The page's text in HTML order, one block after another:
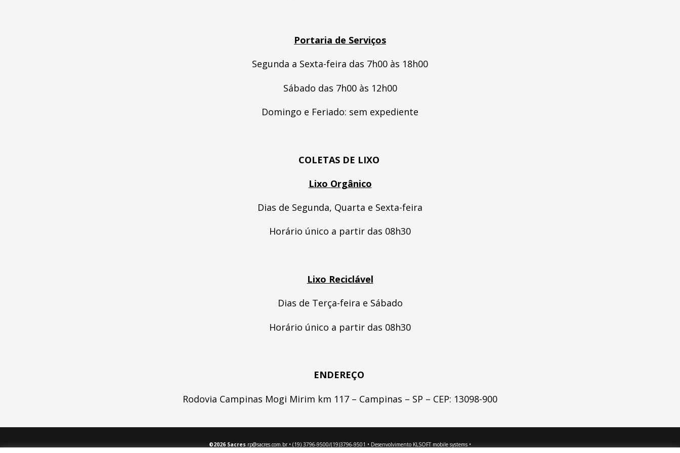
Portaria de Serviços
Segunda a Sexta-feira das 7h00 às 18h00
Sábado das 7h00 às 12h00
Domingo e Feriado: sem expediente
COLETAS DE LIXO
Lixo Orgânico
Dias de Segunda, Quarta e Sexta-feira
Horário único a partir das 08h30
Lixo Reciclável
Dias de Terça-feira e Sábado
Horário único a partir das 08h30
ENDEREÇO
Rodovia Campinas Mogi Mirim km 117 – Campinas – SP – CEP: 13098-900
©2026 Sacres rp@sacres.com.br • (19) 3796-9500/(19)3796-9501 • Desenvolvimento KLSOFT mobile systems •